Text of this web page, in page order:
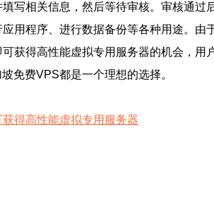
写相关信息，然后等待审核。审核通
用程序、进行数据备份等各种用途。
获得高性能虚拟专用服务器的机会，
免费VPS都是一个理想的选择。
得高性能虚拟专用服务器